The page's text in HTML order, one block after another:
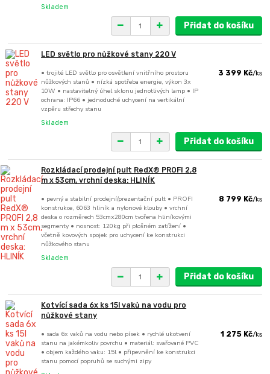
Skladem
Přidat do košíku
LED světlo pro nůžkové stany 220 V
• trojité LED světlo pro osvětlení vnitřního prostoru
nůžkových stanů • nízká spotřeba energie, výkon 3x
10W • nastavitelný úhel sklonu jednotlivých lamp • IP
ochrana: IP66 • jednoduché uchycení na vertikální
vzpěru střechy stanu
3 399 Kč/ks
Skladem
Přidat do košíku
Rozkládací prodejní pult RedX® PROFI 2,8
m x 53cm, vrchní deska: HLINÍK
• pevný a stabilní prodejní/prezentační pult • PROFI
konstrukce, 6063 hliník a nylonové klouby • vrchní
deska o rozměrech 53cmx280cm tvořena hliníkovými
segmenty • nosnost: 120kg při plošném zatížení •
včetně kovových spojek pro uchycení ke konstrukci
nůžkového stanu
8 799 Kč/ks
Skladem
Přidat do košíku
Kotvící sada 6x ks 15l vaků na vodu pro
nůžkové stany
• sada 6x vaků na vodu nebo písek • rychlé ukotvení
stanu na jakémkoliv povrchu • materiál: svařované PVC
• objem každého vaku: 15l • připevnění ke konstrukci
stanu pomocí popruhů se suchými zipy
1 275 Kč/ks